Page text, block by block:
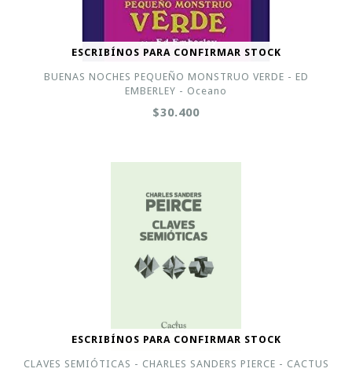
ESCRIBÍNOS PARA CONFIRMAR STOCK
BUENAS NOCHES PEQUEÑO MONSTRUO VERDE - ED
EMBERLEY - Oceano
$30.400
ESCRIBÍNOS PARA CONFIRMAR STOCK
CLAVES SEMIÓTICAS - CHARLES SANDERS PIERCE - CACTUS